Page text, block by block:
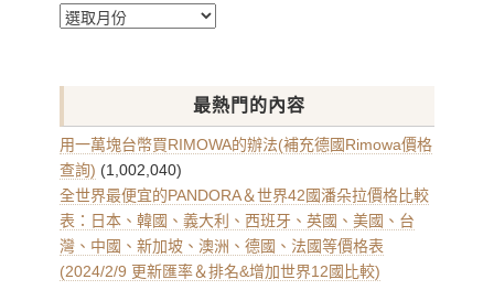
每
章
整
最熱門的內容
用一萬塊台幣買RIMOWA的辦法(補充德國Rimowa價格
查詢) (1,002,040)
全世界最便宜的PANDORA＆世界42國潘朵拉價格比較
表：日本、韓國、義大利、西班牙、英國、美國、台
灣、中國、新加坡、澳洲、德國、法國等價格表
(2024/2/9 更新匯率＆排名&增加世界12國比較)